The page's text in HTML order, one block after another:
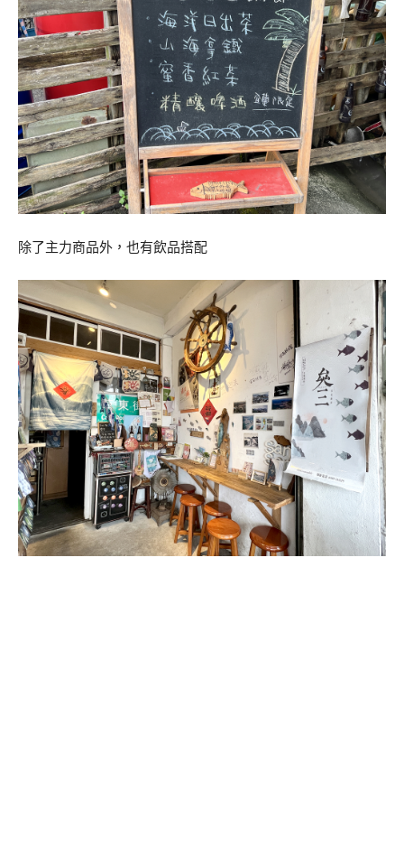
除了主力商品外，也有飲品搭配